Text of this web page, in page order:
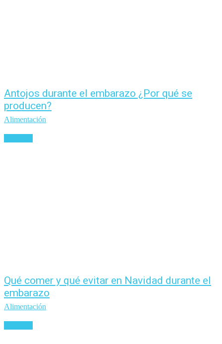
Antojos durante el embarazo ¿Por qué se
producen?
Alimentación
Qué comer y qué evitar en Navidad durante el
embarazo
Alimentación